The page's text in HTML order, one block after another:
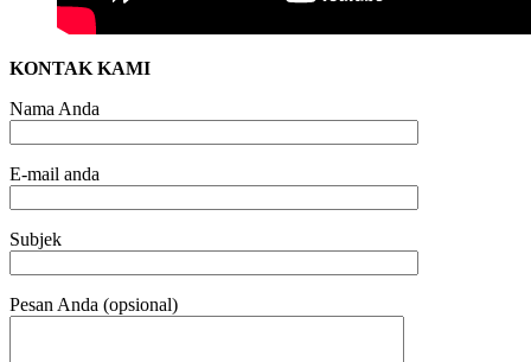
KONTAK KAMI
Nama Anda
E-mail anda
Subjek
Pesan Anda (opsional)